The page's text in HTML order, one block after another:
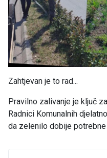
Zahtjevan je to rad...
Pravilno zalivanje je ključ
Radnici Komunalnih
da zelenilo dobije